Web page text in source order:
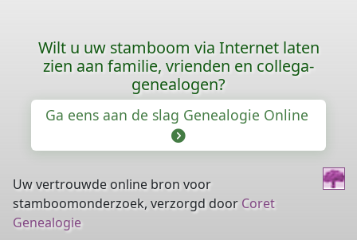
Wilt u uw stamboom via Internet laten
zien aan familie, vrienden en collega-
genealogen?
Ga eens aan de slag Genealogie Online
Uw vertrouwde online bron voor
stamboomonderzoek, verzorgd door Coret
Genealogie